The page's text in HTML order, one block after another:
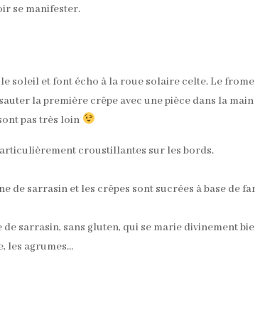
se manifester.
soleil et font écho à la roue solaire celte. Le
la première crêpe avec une pièce dans la main
pas très loin
croustillantes sur les bords.
de sarrasin et les crêpes sont sucrées à base de
sarrasin, sans gluten, qui se marie divinement
les agrumes…